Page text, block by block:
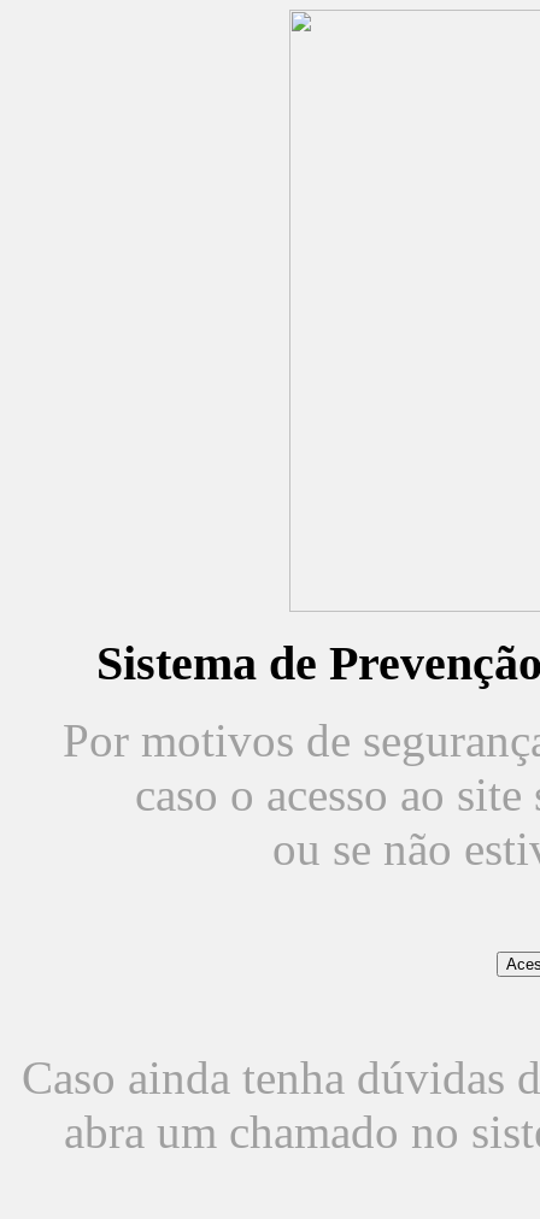
Sistema de
Por motivos de
caso o acesso ao
ou se não
Caso ainda tenha dúvidas
abra um chamado no